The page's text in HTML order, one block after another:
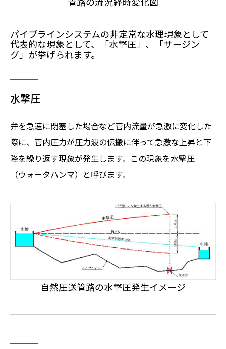
パイプラインシステムの非定常な水理現象として
代表的な現象として、「水撃圧」、「サージン
グ」が挙げられます。
水撃圧
弁を急速に閉塞した場合など管内流量が急激に変化した
際に、管内圧力が圧力波の伝搬に伴って急激な上昇と下
降を繰り返す現象が発生します。この現象を水撃圧
（ウォータハンマ）と呼びます。
自然圧送管路の水撃圧発生イメージ